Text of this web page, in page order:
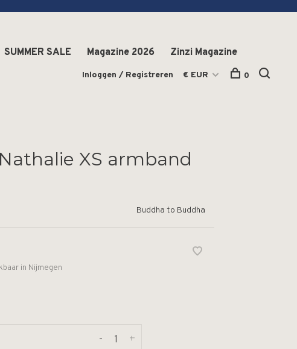
SUMMER SALE Magazine 2026 Zinzi Magazine
Inloggen / Registreren € EUR 0
XS armband
Buddha to Buddha
in Nijmegen
+
-